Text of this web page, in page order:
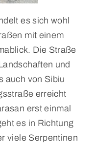
es sich wohl
mit einem
Die Straße
und
auch von Sibiu
erreicht
erst einmal
es in Richtung
viele Serpentinen